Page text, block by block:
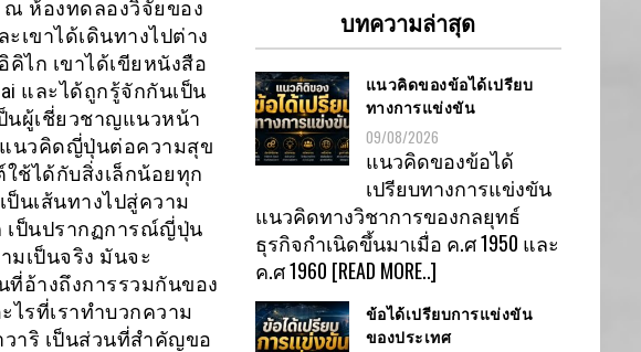
ณ ห้องทดลองวิจัยของ
เขาได้เดินทางไปต่าง
ไก เขาได้เขียหนังสือ
และได้ถูกรู้จักกันเป็น
นผู้เชี่ยวชาญแนวหน้า
แนวคิดญี่ปุ่นต่อความสุข
ช้ได้กับสิ่งเล็กน้อยทุก
นเส้นทางไปสู่ความ
เป็นปรากฏการณ์ญี่ปุ่น
เป็นจริง มันจะ
อ้างถึงการรวมกันของ
ไรที่เราทำบวกความ
วาริ เป็นส่วนที่สำคัญขอ
บทความล่าสุด
แนวคิดของข้อได้เปรียบ
ทางการแข่งขัน
09/08/2026
แนวคิดของข้อได้
เปรียบทางการแข่งขัน
แนวคิดทางวิชาการของกลยุทธ์
ธุรกิจกำเนิดขึ้นมาเมื่อ ค.ศ 1950 และ
ค.ศ 1960 [READ MORE..]
ข้อได้เปรียบการแข่งขัน
ของประเทศ